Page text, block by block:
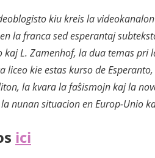
kiu kreis la
la franca sed esperantaj
kaj L. Zamenhof, la dua temas
liceo kie estas kurso de
la kvara la faŝismojn kaj la
nunan situacion en Europ-Unio
ici